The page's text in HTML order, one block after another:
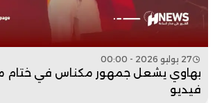
27 يوليو 2026 - 00:00
بهاوي يشعل جمهور مكناس في ختام
فيديو